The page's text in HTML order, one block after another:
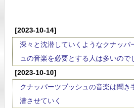
[2023-10-14]
深々と沈潜していくようなクナッパ
ュの音楽を必要とする人は多いので
[2023-10-10]
クナッパーツブッシュの音楽は聞き
潜させていく